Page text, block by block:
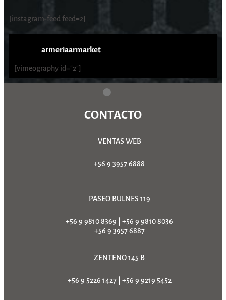
[instagram-feed feed=2]
armeriaarmarket
[vimeography id="2"]
CONTACTO
VENTAS WEB
+56 9 3957 6888
PASEO BULNES 119
+56 9 9810 8369
+56 9 9810 8036
+56 9 3957 6887
ZENTENO 145 B
+56 9 5226 1427| +56 9 9219 5452